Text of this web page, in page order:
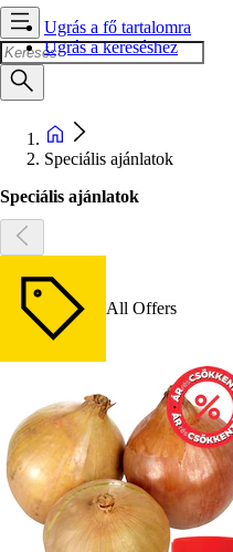
Ugrás a fő tartalomra
Ugrás a kereséshez
Speciális ajánlatok
Speciális ajánlatok
All Offers